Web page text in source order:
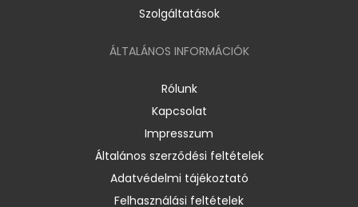
Szolgáltatások
ÁLTALÁNOS INFORMÁCIÓK
Rólunk
Kapcsolat
Impresszum
Általános szerződési feltételek
Adatvédelmi tájékoztató
Felhasználási feltételek